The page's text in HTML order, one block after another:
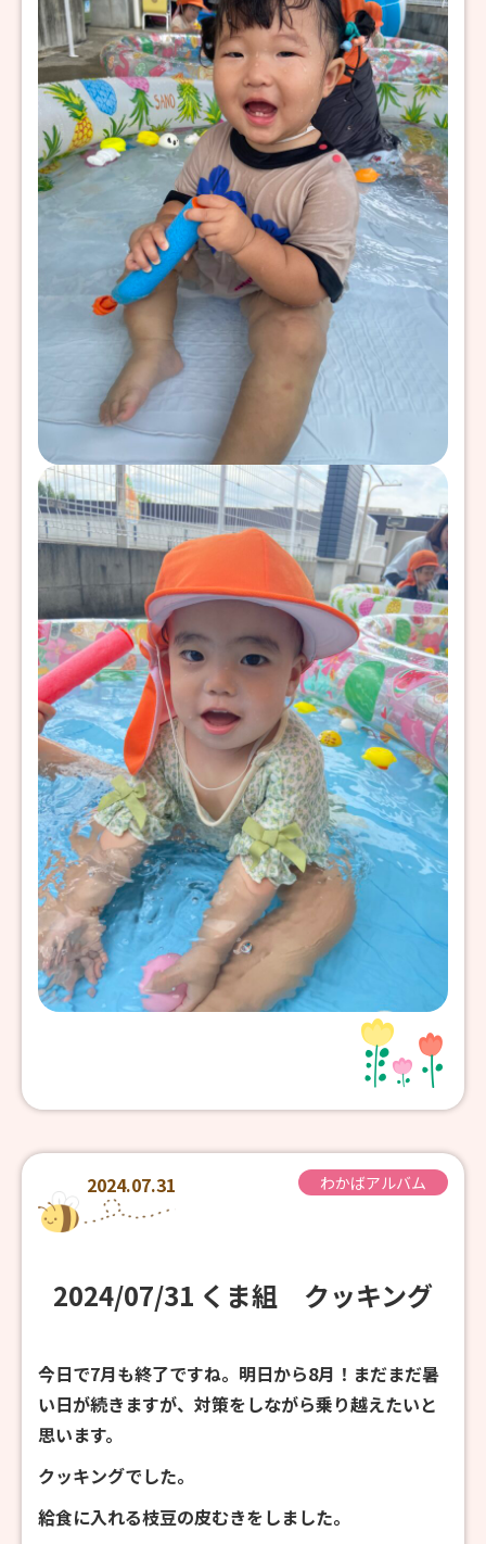
2024.07.31 わかばアルバム
2024/07/31 くま組 クッキング
今日で7月も終了ですね。明日から8月！まだまだ暑
い日が続きますが、対策をしながら乗り越えたいと
思います。
クッキングでした。
給食に入れる枝豆の皮むきをしました。